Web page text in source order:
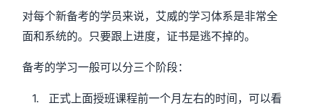
对每个新备考的学员来说，艾威的学习体系是非常全
面和系统的。只要跟上进度，证书是逃不掉的。
备考的学习一般可以分三个阶段：
1.
正式上面授班课程前一个月左右的时间，可以看